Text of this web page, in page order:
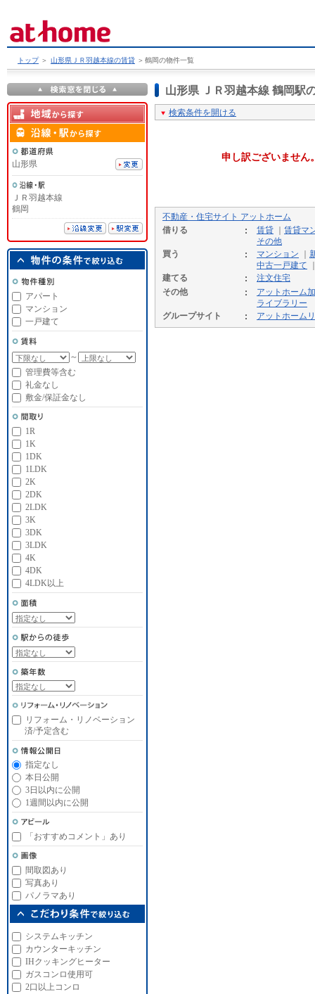
トップ ＞ 山形県ＪＲ羽越本線の賃貸 ＞ 鶴岡の物件一覧
山形県 ＪＲ羽越本線 鶴岡駅
検索条件を開ける
申し訳ございません
不動産・住宅サイト アットホーム
借りる
賃貸
賃貸マ
その他
買う
マンション
中古一戸建て
建てる
注文住宅
その他
アットホーム
ライブラリー
グループサイト
アットホーム
山形県
ＪＲ羽越本線
鶴岡
アパート
マンション
一戸建て
～
管理費等含む
礼金なし
敷金/保証金なし
1R
1K
1DK
1LDK
2K
2DK
2LDK
3K
3DK
3LDK
4K
4DK
4LDK以上
リフォーム・リノベーション
済/予定含む
指定なし
本日公開
3日以内に公開
1週間以内に公開
「おすすめコメント」あり
間取図あり
写真あり
パノラマあり
システムキッチン
カウンターキッチン
IHクッキングヒーター
ガスコンロ使用可
2口以上コンロ